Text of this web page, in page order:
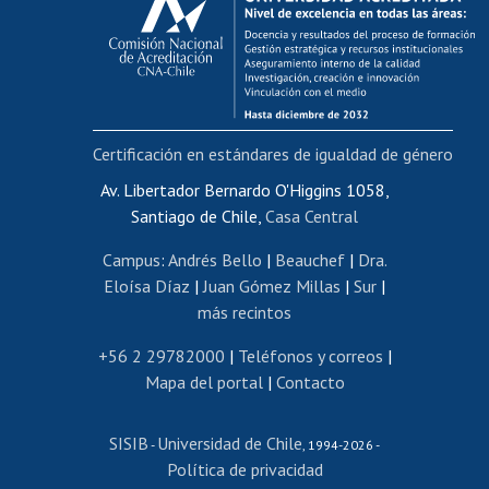
Postulación al AUCAI
Funcionarias/os
Cursos internos de capacitación
Bienestar del personal
Portal de movilidad interna
Certificado de renta
Certificado de renta honorarios
Editar páginas blancas
Extranjeras/os
Revalidación y reconocimiento de títulos
Postulación al Programa de Movilidad Estudiantil
Cursos de español
Av. Libertador Bernardo O'Higgins 1058,
Santiago de Chile, Casa Central
Campus: Andrés Bello | Beauchef| Dra.
Eloísa Díaz | Juan Gómez Millas | Sur |
más recintos
+56 2 29782000 | Teléfonos y correos |
Mapa del portal| Contacto
SISIB - Universidad de Chile , 1994-2026 -
Política de privacidad
Certificación en estándares de igualdad de género